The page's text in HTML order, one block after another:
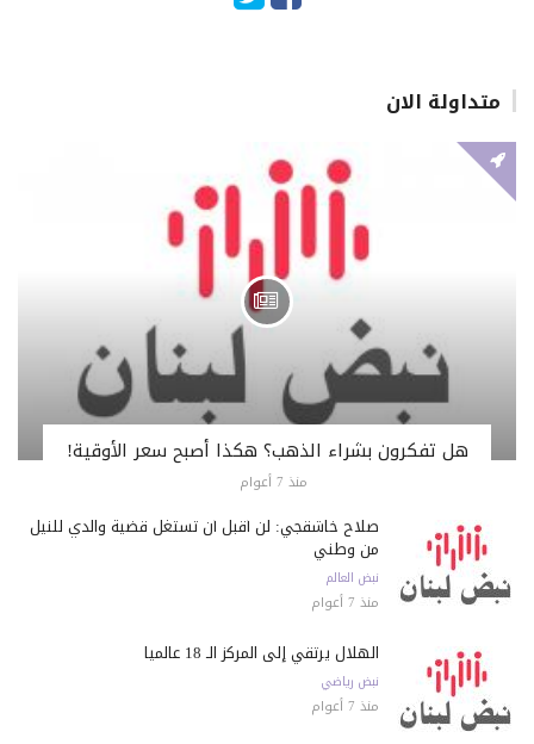
متداولة الان
هل تفكرون بشراء الذهب؟ هكذا أصبح سعر الأوقية!
منذ 7 أعوام
صلاح خاشقجي: لن أقبل أن تستغل قضية والدي للنيل
من وطني
نبض العالم
منذ 7 أعوام
الهلال يرتقي إلى المركز الـ 18 عالمياً
نبض رياضي
منذ 7 أعوام